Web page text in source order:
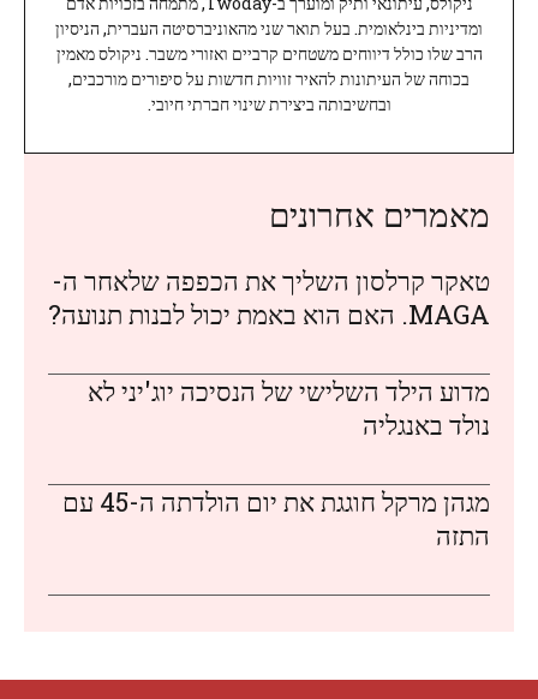
ומדיניות בינלאומית. בעל תואר שני מהאוניברסיטה העברית, הניסיון
הרב שלו כולל דיווחים משטחים קרביים ואזורי משבר. ניקולס מאמין
בכוחה של העיתונות להאיר זוויות חדשות על סיפורים מורכבים,
ובחשיבותה ביצירת שינוי חברתי חיובי.
מאמרים אחרונים
טאקר קרלסון השליך את הכפפה שלאחר ה-
MAGA. האם הוא באמת יכול לבנות תנועה?
מדוע הילד השלישי של הנסיכה יוג'יני לא
נולד באנגליה
מגהן מרקל חוגגת את יום הולדתה ה-45 עם
התזה